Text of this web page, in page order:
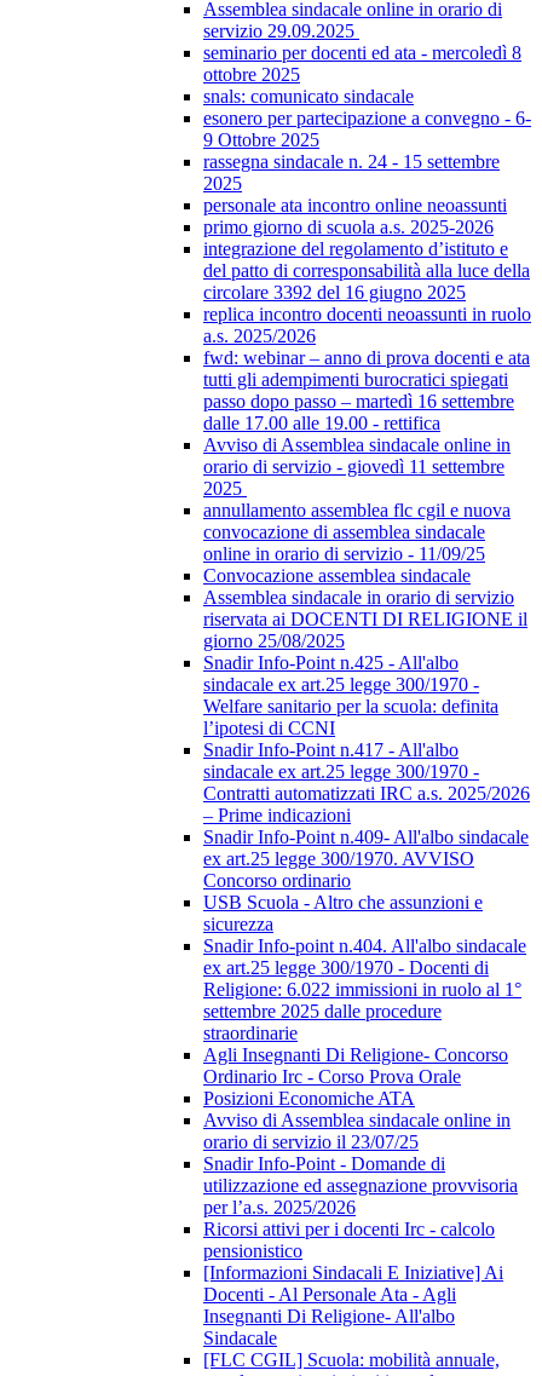
Assemblea sindacale online in orario di
servizio 29.09.2025
seminario per docenti ed ata - mercoledì 8
ottobre 2025
snals: comunicato sindacale
esonero per partecipazione a convegno - 6-
9 Ottobre 2025
rassegna sindacale n. 24 - 15 settembre
2025
personale ata incontro online neoassunti
primo giorno di scuola a.s. 2025-2026
integrazione del regolamento d’istituto e
del patto di corresponsabilità alla luce della
circolare 3392 del 16 giugno 2025
replica incontro docenti neoassunti in ruolo
a.s. 2025/2026
fwd: webinar – anno di prova docenti e ata
tutti gli adempimenti burocratici spiegati
passo dopo passo – martedì 16 settembre
dalle 17.00 alle 19.00 - rettifica
Avviso di Assemblea sindacale online in
orario di servizio - giovedì 11 settembre
2025
annullamento assemblea flc cgil e nuova
convocazione di assemblea sindacale
online in orario di servizio - 11/09/25
Convocazione assemblea sindacale
Assemblea sindacale in orario di servizio
riservata ai DOCENTI DI RELIGIONE il
giorno 25/08/2025
Snadir Info-Point n.425 - All'albo
sindacale ex art.25 legge 300/1970 -
Welfare sanitario per la scuola: definita
l’ipotesi di CCNI
Snadir Info-Point n.417 - All'albo
sindacale ex art.25 legge 300/1970 -
Contratti automatizzati IRC a.s. 2025/2026
– Prime indicazioni
Snadir Info-Point n.409- All'albo sindacale
ex art.25 legge 300/1970. AVVISO
Concorso ordinario
USB Scuola - Altro che assunzioni e
sicurezza
Snadir Info-point n.404. All'albo sindacale
ex art.25 legge 300/1970 - Docenti di
Religione: 6.022 immissioni in ruolo al 1°
settembre 2025 dalle procedure
straordinarie
Agli Insegnanti Di Religione- Concorso
Ordinario Irc - Corso Prova Orale
Posizioni Economiche ATA
Avviso di Assemblea sindacale online in
orario di servizio il 23/07/25
Snadir Info-Point - Domande di
utilizzazione ed assegnazione provvisoria
per l’a.s. 2025/2026
Ricorsi attivi per i docenti Irc - calcolo
pensionistico
[Informazioni Sindacali E Iniziative] Ai
Docenti - Al Personale Ata - Agli
Insegnanti Di Religione- All'albo
Sindacale
[FLC CGIL] Scuola: mobilità annuale,